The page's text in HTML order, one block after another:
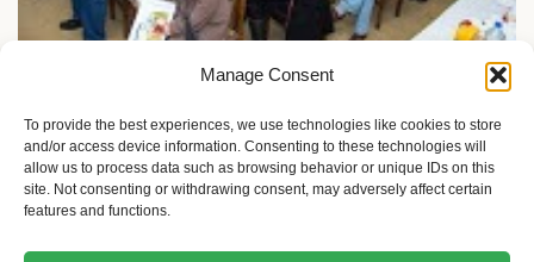
Manage Consent
To provide the best experiences, we use technologies like cookies to store
and/or access device information. Consenting to these technologies will
allow us to process data such as browsing behavior or unique IDs on this
site. Not consenting or withdrawing consent, may adversely affect certain
features and functions.
Žene sa invaliditetom: Istina koja razbija sve predrasude
8 meseci ago Sandra Iršević